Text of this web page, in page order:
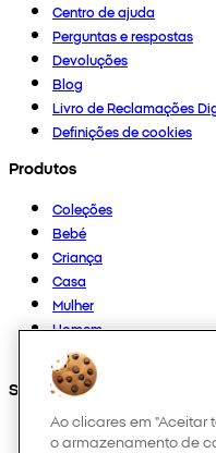
Centro de ajuda
Perguntas e respostas
Devoluções
Blog
Livro de Reclamações
Definições de cookies
Produtos
Coleções
Bebé
Criança
Casa
Mulher
Homem
Outros
Segue-nos em
Ao clicares em "Aceitar
o armazenamento de